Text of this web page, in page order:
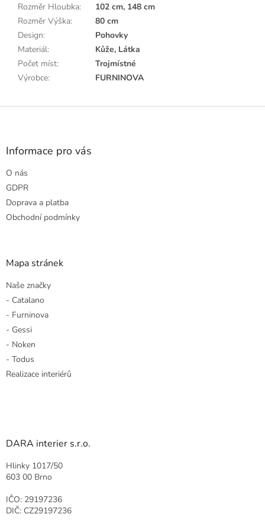
Rozměr Hloubka:
102 cm, 148 cm
Rozměr Výška:
80 cm
Design:
Pohovky
Materiál:
Kůže, Látka
Počet míst:
Trojmístné
Výrobce: FURNINOVA
Z
Informace pro vás
O nás
GDPR
Doprava a platba
Obchodní podmínky
Mapa stránek
Naše značky
- Catalano
- Furninova
- Gessi
- Noken
- Todus
Realizace interiérů
DARA interier s.r.o.
Hlinky 1017/50
603 00 Brno
IČO: 29197236
DIČ: CZ29197236